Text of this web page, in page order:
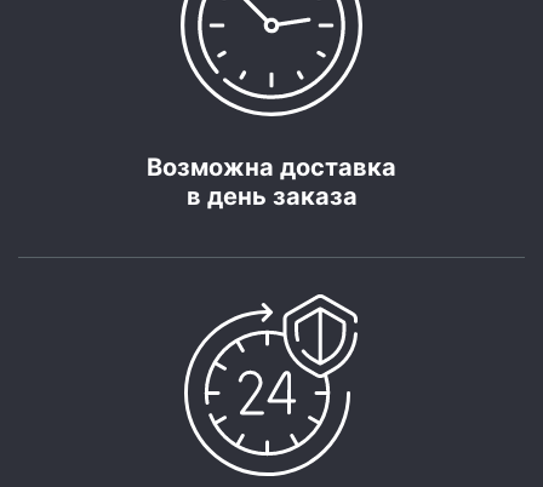
Возможна доставка
в день заказа